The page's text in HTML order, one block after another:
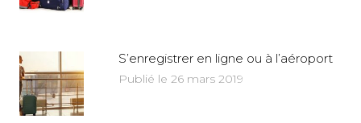
S’enregistrer en ligne ou à l’aéroport
Publié le 26 mars 2019